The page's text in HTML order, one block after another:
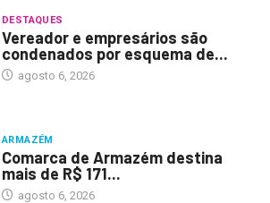
DESTAQUES
Vereador e empresários são
condenados por esquema de...
agosto 6, 2026
ARMAZÉM
Comarca de Armazém destina
mais de R$ 171...
agosto 6, 2026